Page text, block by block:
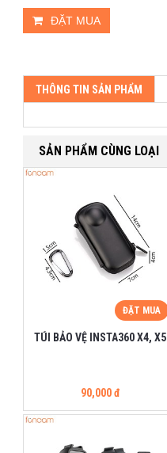
ĐẶT MUA
THÔNG TIN SẢN PHẨM
SẢN PHẨM CÙNG LOẠI
ĐẶT MUA
TÚI BẢO VỆ INSTA360 X4, X5
90,000 đ